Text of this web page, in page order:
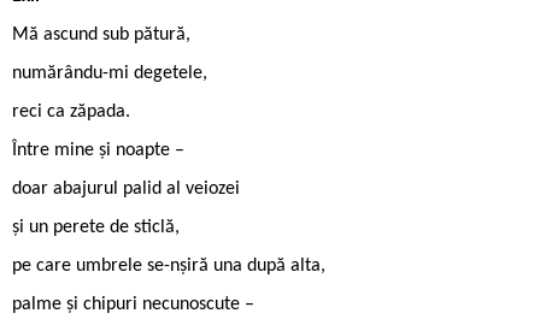
Mă ascund sub pătură,
numărându-mi degetele,
reci ca zăpada.
Între mine și noapte –
doar abajurul palid al veiozei
și un perete de sticlă,
pe care umbrele se-nșiră una după alta,
palme și chipuri necunoscute –